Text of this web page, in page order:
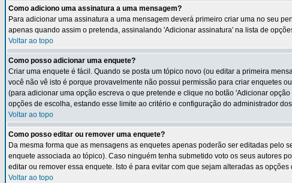
Como adiciono uma assinatura a uma mensagem?
Para adicionar uma assinatura a uma mensagem deverá primeiro criar uma no seu
apenas quando assim o pretenda, assinalando 'Adicionar assinatura' na lista de
Voltar ao topo
Como posso adicionar uma enquete?
Criar uma enquete é fácil. Quando se posta um tópico novo (ou editar a primeira
você não vê isto é porque provavelmente não possui permissão para criar enquetes
(para adicionar uma opção escreva o que pretende e clique no botão 'Adicionar
opções de escolha, estando esse limite ao critério e configuração do administrador
Voltar ao topo
Como posso editar ou remover uma enquete?
Da mesma forma que as mensagens as enquetes apenas poderão ser editadas pelo
enquete associada ao tópico). Caso ninguém tenha submetido voto os seus autores
editar ou remover essa enquete. Isto é para evitar com que sejam alteradas as
Voltar ao topo